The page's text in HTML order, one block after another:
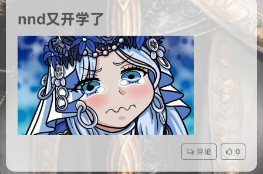
nnd又开学了
评论 0